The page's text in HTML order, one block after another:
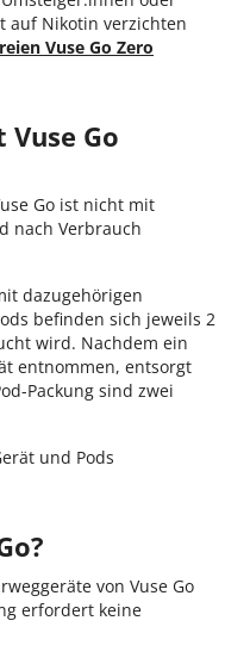
auf Nikotin verzichten
Vuse Go Zero
Go
Go ist nicht mit
nach Verbrauch
dazugehörigen
befinden sich jeweils 2
wird. Nachdem ein
entnommen, entsorgt
Packung sind zwei
und Pods
von Vuse Go
erfordert keine